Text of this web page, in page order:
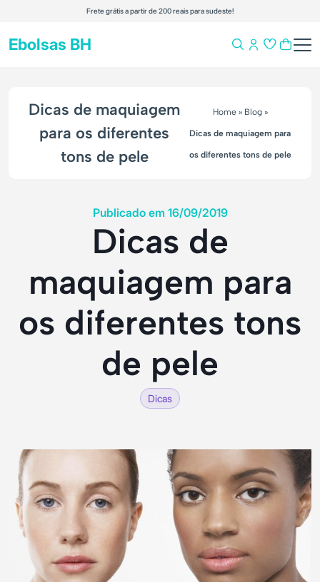
Frete grátis a partir de 200 reais para sudeste!
Ebolsas BH
Dicas de maquiagem
para os diferentes
tons de pele
Home» Blog»
Dicas de maquiagem para
os diferentes tons de pele
Publicado em 16/09/2019
Dicas de
maquiagem para
os diferentes tons
de pele
Dicas